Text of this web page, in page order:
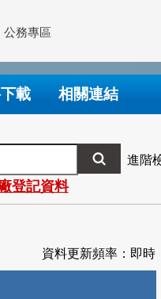
公務專區
載 相關連結
進階
登記資料
資料更新頻率：即時